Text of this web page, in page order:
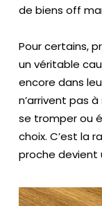
de biens off
Pour certains,
un véritable
encore dans
n’arrivent pas
se tromper ou
choix. C’est la
proche devient